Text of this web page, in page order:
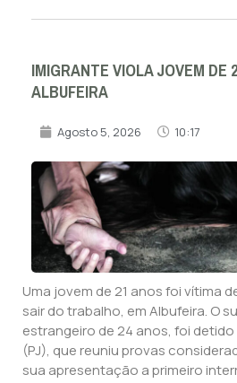
IMIGRANTE VIOLA JOVEM DE
ALBUFEIRA
Agosto 5, 2026 10:17
Uma jovem de 21 anos foi vítima
sair do trabalho, em Albufeira. O
estrangeiro de 24 anos, foi detido
(PJ), que reuniu provas
sua apresentação a primeiro